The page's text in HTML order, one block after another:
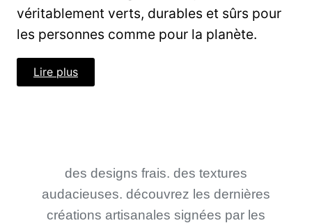
véritablement verts, durables et sûrs pour
les personnes comme pour la planète.
Lire plus
des designs frais. des textures
audacieuses. découvrez les dernières
créations artisanales signées par les